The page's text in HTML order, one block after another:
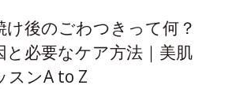
け後のごわつきって何？
と必要なケア方法｜美肌
スンA to Z